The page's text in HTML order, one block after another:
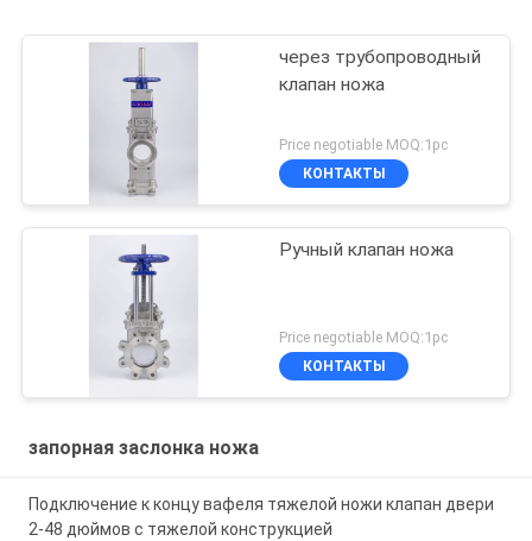
через трубопроводный
клапан ножа
Price negotiable MOQ:1pc
КОНТАКТЫ
Ручный клапан ножа
Price negotiable MOQ:1pc
КОНТАКТЫ
запорная заслонка ножа
Подключение к концу вафеля тяжелой ножи клапан двери
2-48 дюймов с тяжелой конструкцией